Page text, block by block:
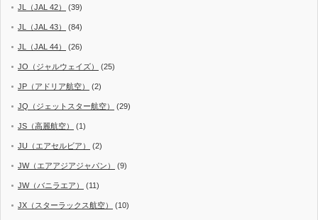
JL（JAL 42） (39)
JL（JAL 43） (84)
JL（JAL 44） (26)
JO（ジャルウェイズ） (25)
JP（アドリア航空） (2)
JQ（ジェットスター航空） (29)
JS（高麗航空） (1)
JU（エアセルビア） (2)
JW（エアアジアジャパン） (9)
JW（バニラエア） (11)
JX（スターラックス航空） (10)